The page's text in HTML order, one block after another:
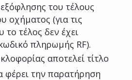
του τέλους
οχήματος (για τις
το τέλος δεν έχει
πληρωμής RF).
αποτελεί τίτλο
φέρει την παρατήρηση